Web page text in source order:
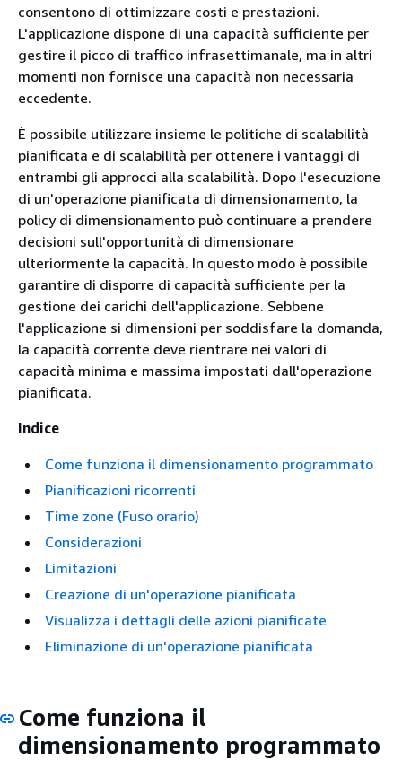
consentono di ottimizzare costi e prestazioni.
L'applicazione dispone di una capacità sufficiente per
gestire il picco di traffico infrasettimanale, ma in altri
momenti non fornisce una capacità non necessaria
eccedente.
È possibile utilizzare insieme le politiche di scalabilità
pianificata e di scalabilità per ottenere i vantaggi di
entrambi gli approcci alla scalabilità. Dopo l'esecuzione
di un'operazione pianificata di dimensionamento, la
policy di dimensionamento può continuare a prendere
decisioni sull'opportunità di dimensionare
ulteriormente la capacità. In questo modo è possibile
garantire di disporre di capacità sufficiente per la
gestione dei carichi dell'applicazione. Sebbene
l'applicazione si dimensioni per soddisfare la domanda,
la capacità corrente deve rientrare nei valori di
capacità minima e massima impostati dall'operazione
pianificata.
Indice
Come funziona il dimensionamento programmato
Pianificazioni ricorrenti
Time zone (Fuso orario)
Considerazioni
Limitazioni
Creazione di un'operazione pianificata
Visualizza i dettagli delle azioni pianificate
Eliminazione di un'operazione pianificata
Come funziona il
dimensionamento programmato